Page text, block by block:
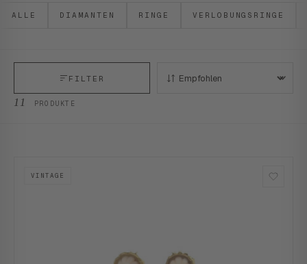
ALLE DIAMANTEN RINGE VERLOBUNGSRINGE
11 PRODUKTE
FILTER SORTIEREN:
VINTAGE